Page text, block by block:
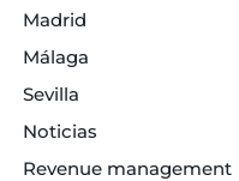
Madrid
Málaga
Sevilla
Noticias
Revenue management